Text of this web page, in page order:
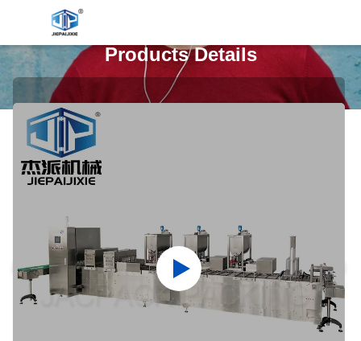
Products Details